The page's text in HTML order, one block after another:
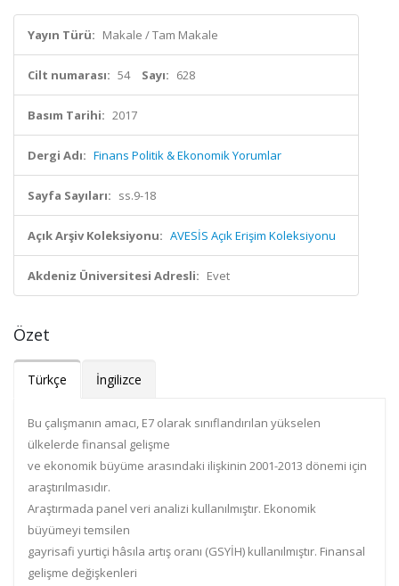
Yayın Türü: Makale / Tam Makale
Cilt numarası: 54 Sayı: 628
Basım Tarihi: 2017
Dergi Adı: Finans Politik & Ekonomik Yorumlar
Sayfa Sayıları: ss.9-18
Açık Arşiv Koleksiyonu: AVESİS Açık Erişim Koleksiyonu
Akdeniz Üniversitesi Adresli: Evet
Özet
Türkçe İngilizce
Bu çalışmanın amacı, E7 olarak sınıflandırılan yükselen
ülkelerde finansal gelişme
ve ekonomik büyüme arasındaki ilişkinin 2001-2013 dönemi için
araştırılmasıdır.
Araştırmada panel veri analizi kullanılmıştır. Ekonomik
büyümeyi temsilen
gayrisafi yurtiçi hâsıla artış oranı (GSYİH) kullanılmıştır. Finansal
gelişme değişkenleri